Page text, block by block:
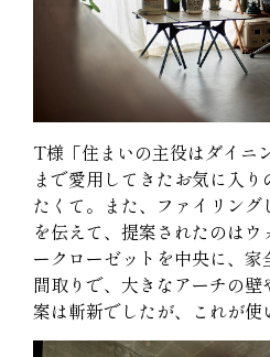
T様「住まいの主役はダイニ
まで愛用してきたお気に入
たくて。また、ファイリン
を伝えて、提案されたのはウ
ークローゼットを中央に、
間取りで、大きなアーチの
案は斬新でしたが、これが使